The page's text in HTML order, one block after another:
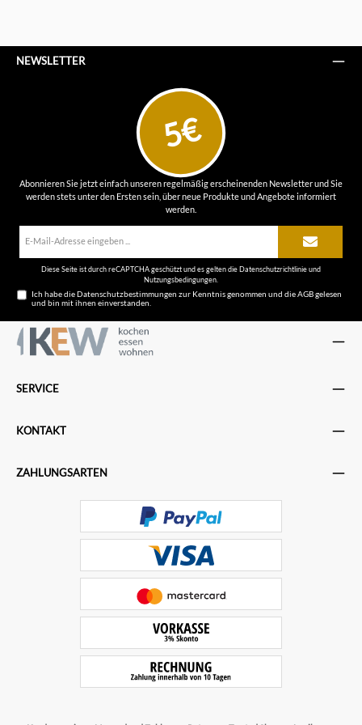
NEWSLETTER
5€
Abonnieren Sie jetzt einfach unseren regelmäßig erscheinenden Newsletter und Sie
werden stets unter den Ersten sein, über neue Produkte und Angebote informiert
werden.
Diese Seite ist durch reCAPTCHA geschützt und es gelten dieDatenschutzrichtlinieund
Nutzungsbedingungen
Ich habe dieDatenschutzbestimmungen zur Kenntnis genommen und dieAGBgelesen
und bin mit ihnen einverstanden.
SERVICE
KONTAKT
ZAHLUNGSARTEN